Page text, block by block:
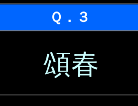
Ｑ．３
頌春